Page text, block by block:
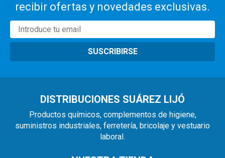
recibir ofertas y novedades exclusivas.
SUSCRIBIRSE
DISTRIBUCIONES SUÁREZ LIJÓ
Productos químicos, complementos de higiene,
suministros industriales, ferretería, bricolaje y vestuario
laboral.